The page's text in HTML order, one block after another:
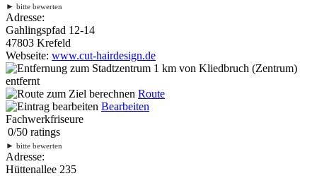
► bitte bewerten
Adresse:
Gahlingspfad 12-14
47803 Krefeld
Webseite: www.cut-hairdesign.de
1 km von Kliedbruch (Zentrum)
entfernt
Route
Bearbeiten
Fachwerkfriseure
0/50 ratings
► bitte bewerten
Adresse:
Hüttenallee 235